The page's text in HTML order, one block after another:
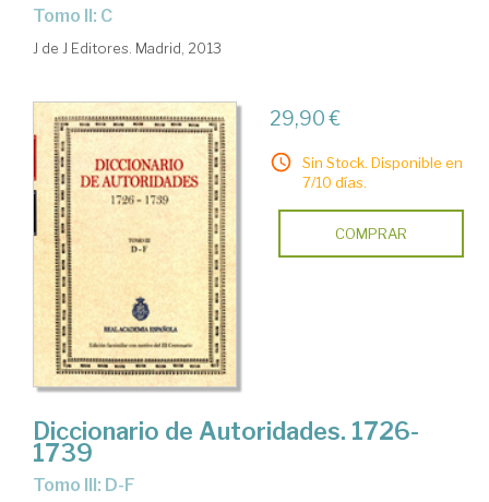
Tomo II: C
J de J Editores. Madrid, 2013
29,90 €
Sin Stock. Disponible en
7/10 días.
COMPRAR
Diccionario de Autoridades. 1726-
1739
Tomo III: D-F